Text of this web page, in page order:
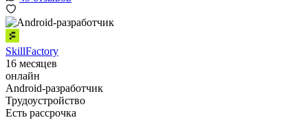
SkillFactory
16 месяцев
онлайн
Android-разработчик
Трудоустройство
Есть рассрочка